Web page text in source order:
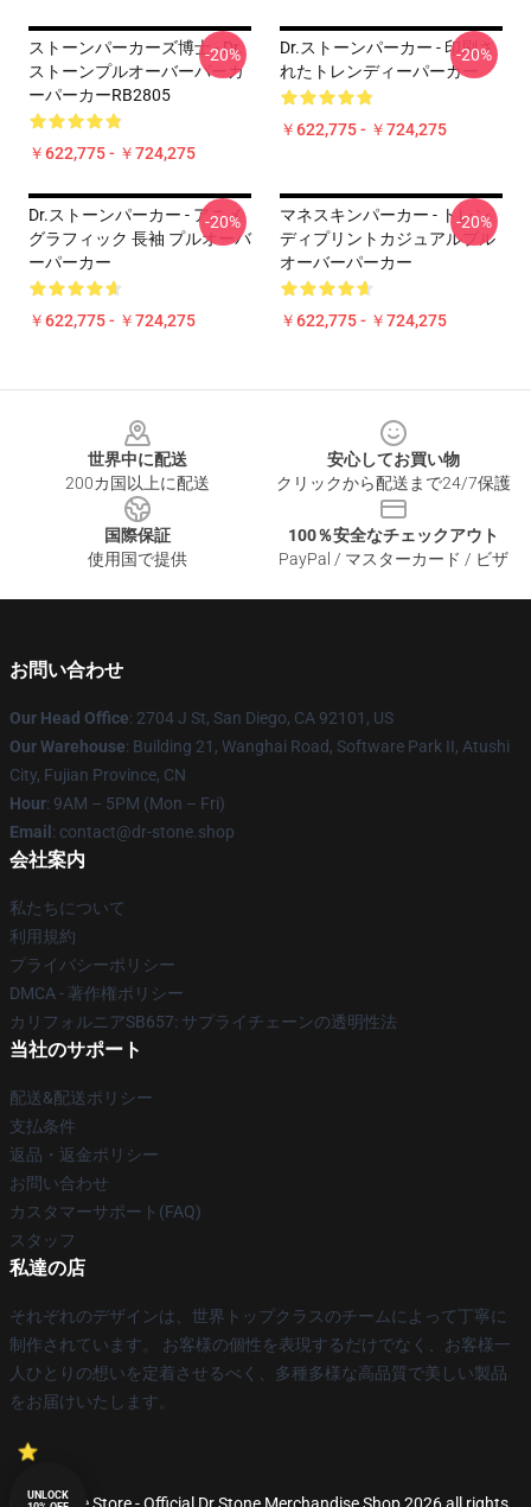
ストーンパーカーズ博士 - Dr.
ストーンプルオーバーパーカ
ーパーカーRB2805
￥622,775 - ￥724,275
-20%
Dr.ストーンパーカー - 印刷さ
れたトレンディーパーカー
￥622,775 - ￥724,275
-20%
Dr.ストーンパーカー - アニメ
グラフィック 長袖 プルオーバ
ーパーカー
￥622,775 - ￥724,275
-20%
マネスキンパーカー - トレン
ディプリントカジュアルプル
オーバーパーカー
￥622,775 - ￥724,275
-20%
世界中に配送
200カ国以上に配送
安心してお買い物
クリックから配送まで24/7保護
国際保証
使用国で提供
100％安全なチェックアウト
PayPal / マスターカード / ビザ
お問い合わせ
Our Head Office: 2704 J St, San Diego, CA 92101, US
Our Warehouse: Building 21, Wanghai Road, Software Park II, Atushi
City, Fujian Province, CN
Hour: 9AM – 5PM (Mon – Fri)
Email : contact@dr-stone.shop
会社案内
私たちについて
利用規約
プライバシーポリシー
DMCA - 著作権ポリシー
カリフォルニアSB657: サプライチェーンの透明性法
当社のサポート
配送&配送ポリシー
支払条件
返品・返金ポリシー
お問い合わせ
カスタマーサポート(FAQ)
スタッフ
私達の店
それぞれのデザインは、世界トップクラスのチームによって丁寧に
制作されています。 お客様の個性を表現するだけでなく、お客様一
人ひとりの想いを定着させるべく、多種多様な高品質で美しい製品
をお届けいたします。
UNLOCK